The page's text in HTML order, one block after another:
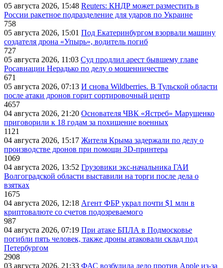
05 августа 2026, 15:48 Reuters: КНДР может разместить в
России ракетное подразделение для ударов по Украине
758
05 августа 2026, 15:01 Под Екатеринбургом взорвали машину
создателя дрона «Упырь», водитель погиб
727
05 августа 2026, 11:03 Суд продлил арест бывшему главе
Росавиации Нерадько по делу о мошенничестве
671
05 августа 2026, 07:13 И снова Wildberries. В Тульской области
после атаки дронов горит сортировочный центр
4657
04 августа 2026, 21:20 Основателя ЧВК «Ястреб» Марущенко
приговорили к 18 годам за похищение военных
1121
04 августа 2026, 15:17 Жителя Крыма задержали по делу о
производстве дронов при помощи 3D‑принтера
1069
04 августа 2026, 13:52 Грузовики экс-начальника ГАИ
Волгоградской области выставили на торги после дела о
взятках
1675
04 августа 2026, 12:18 Агент ФБР украл почти $1 млн в
криптовалюте со счетов подозреваемого
987
04 августа 2026, 07:19 При атаке БПЛА в Подмосковье
погибли пять человек, также дроны атаковали склад под
Петербургом
2908
03 августа 2026, 21:33 ФАС возбудила дело против Apple из-за